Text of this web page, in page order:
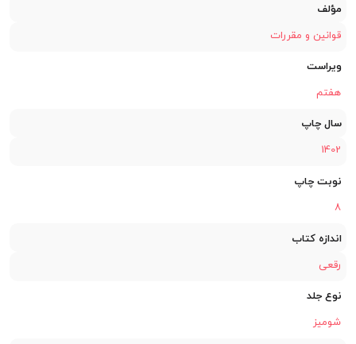
مؤلف
قوانین و مقررات
ویراست
هفتم
سال چاپ
1402
نوبت چاپ
8
اندازه کتاب
رقعی
نوع جلد
شومیز